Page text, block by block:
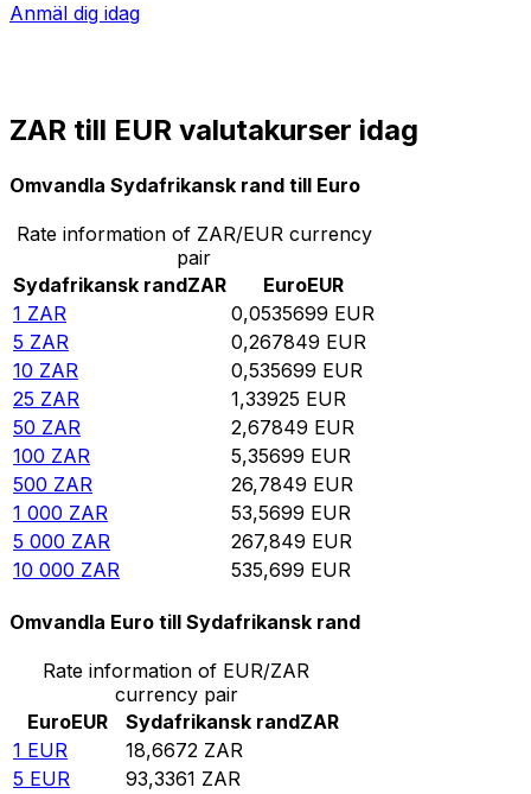
Anmäl dig idag
ZAR till EUR valutakurser idag
Omvandla Sydafrikansk rand till Euro
Rate information of ZAR/EUR currency
pair
Sydafrikansk randZAR EuroEUR
1 ZAR 0,0535699 EUR
5 ZAR 0,267849 EUR
10 ZAR 0,535699 EUR
25 ZAR 1,33925 EUR
50 ZAR 2,67849 EUR
100 ZAR 5,35699 EUR
500 ZAR 26,7849 EUR
1 000 ZAR 53,5699 EUR
5 000 ZAR 267,849 EUR
10 000 ZAR 535,699 EUR
Omvandla Euro till Sydafrikansk rand
Rate information of EUR/ZAR
currency pair
EuroEUR Sydafrikansk randZAR
1 EUR 18,6672 ZAR
5 EUR 93,3361 ZAR